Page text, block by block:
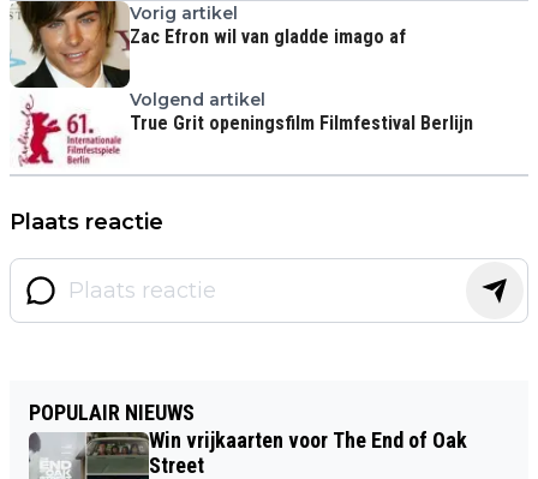
Vorig artikel
Zac Efron wil van gladde imago af
Volgend artikel
True Grit openingsfilm Filmfestival Berlijn
Plaats reactie
POPULAIR NIEUWS
Win vrijkaarten voor The End of Oak
Street